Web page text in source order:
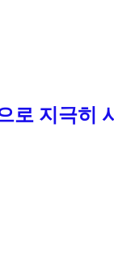
로 지극히